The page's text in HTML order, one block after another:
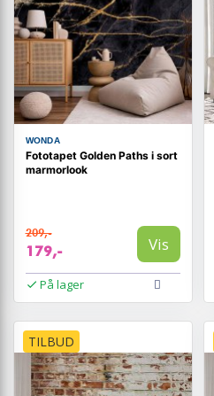
WONDA
Fototapet Golden Paths i sort
marmorlook
209,-
179,- Vis
På lager
TILBUD